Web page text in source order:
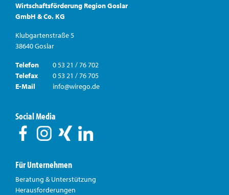
Wirtschaftsförderung Region Goslar
GmbH & Co. KG
Klubgartenstraße 5
38640 Goslar
Telefon
0 53 21 / 76 702
Telefax
0 53 21 / 76 705
E-Mail
info@wirego.de
Social Media
Für Unternehmen
Beratung & Unterstützung
Herausforderungen